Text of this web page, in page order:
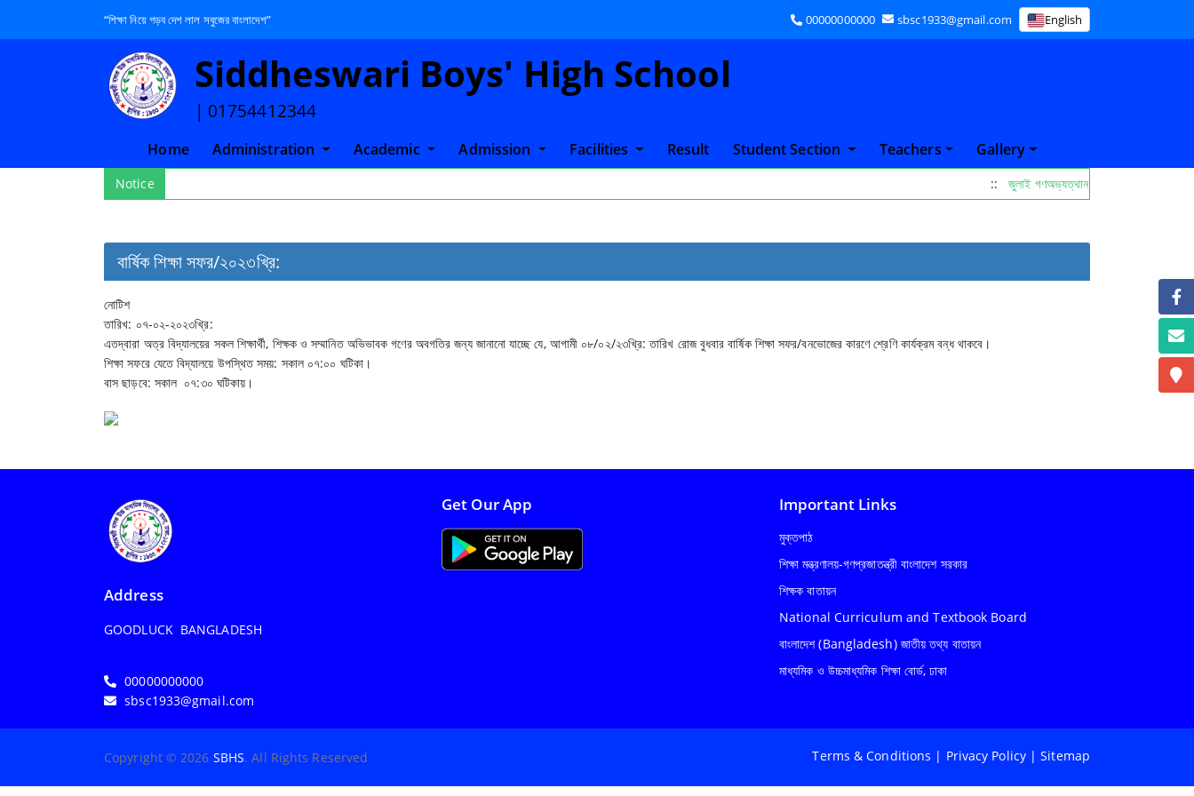
“শিক্ষা নিয়ে গড়ব দেশ লাল সবুজের বাংলাদেশ” 00000000000 sbsc1933@gmail.com English
Siddheswari Boys' High School
| 01754412344
Home(current)
Administration Academic Admission Facilities Result Student Section Teachers Gallery
Notice :: জুলাই গণঅভ্যত্থান দিবস পালনের নোটিস 26
বার্ষিক শিক্ষা সফর/২০২৩খ্রি:
নোটিশ
তারিখ: ০৭-০২-২০২৩খ্রি:
এতদ্বারা অত্র বিদ্যালয়ের সকল শিক্ষার্থী, শিক্ষক ও সম্মানিত অভিভাবক গণের অবগতির জন্য জানানো যাচ্ছে যে, আগামী ০৮/০২/২৩খ্রি: তারিখ রোজ বুধবার বার্ষিক শিক্ষা সফর/বনভোজের কারণে শ্রেণি কার্যক্রম বন্ধ থাকবে।
শিক্ষা সফরে যেতে বিদ্যালয়ে উপস্থিত সময়: সকাল ০৭:০০ ঘটিকা।
বাস ছাড়বে: সকাল ০৭:৩০ ঘটিকায়।
Address
GOODLUCK BANGLADESH
00000000000
sbsc1933@gmail.com
Get Our App Important Links
মুক্তপাঠ
শিক্ষা মন্ত্রণালয়-গণপ্রজাতন্ত্রী বাংলাদেশ সরকার
শিক্ষক বাতায়ন
National Curriculum and Textbook Board
বাংলাদেশ (Bangladesh) জাতীয় তথ্য বাতায়ন
মাধ্যমিক ও উচ্চমাধ্যমিক শিক্ষা বোর্ড, ঢাকা
Copyright © 2026 SBHS. All Rights Reserved Terms & Conditions | Privacy Policy | Sitemap